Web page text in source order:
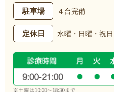
駐車場 ４台完備
定休日 水曜・日曜・祝日